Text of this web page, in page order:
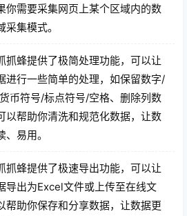
你需要采集网页上某个区域内的数
集模式。
抓蜂提供了极简处理功能，可以让
进行一些简单的处理，如保留数字/
币符号/标点符号/空格、删除列数
以帮助你清洗和规范化数据，让数
易用。
抓蜂提供了极速导出功能，可以让
导出为Excel文件或上传至在线文
帮助你保存和分享数据，让数据更